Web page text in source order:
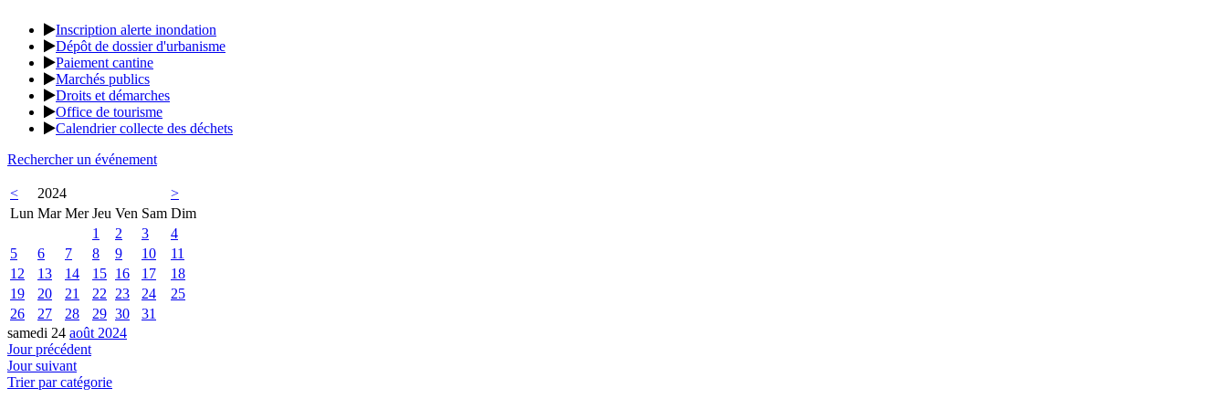
Inscription alerte inondation
Dépôt de dossier d'urbanisme
Paiement cantine
Marchés publics
Droits et démarches
Office de tourisme
Calendrier collecte des déchets
Rechercher un événement
< 2024
>
Lun Mar Mer Jeu Ven Sam Dim
1
2 3
4
5
6 7 8 9 10
11
12
13 14 15 16 17
18
19
20 21 22 23 24
25
26
27 28 29 30
31
samedi 24 août 2024
Jour précédent
Jour suivant
Trier par catégorie